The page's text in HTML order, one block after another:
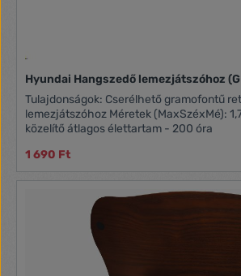
Hyundai Hangszedő lemezjátszóhoz
Tulajdonságok: Cserélhető gramofontű retro Hyundai
lemezjátszóhoz Méretek (MaxSzéxMé): 1,73 x 1,2 x 0,4 cm A
közelítő átlagos élettartam - 200 óra
1 690 Ft